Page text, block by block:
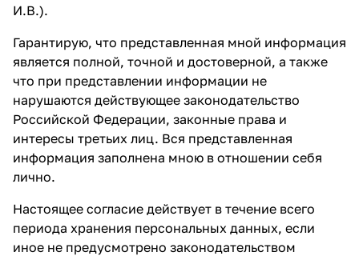
И.В.).
Гарантирую, что представленная мной информация
является полной, точной и достоверной, а также
что при представлении информации не
нарушаются действующее законодательство
Российской Федерации, законные права и
интересы третьих лиц. Вся представленная
информация заполнена мною в отношении себя
лично.
Настоящее согласие действует в течение всего
периода хранения персональных данных, если
иное не предусмотрено законодательством